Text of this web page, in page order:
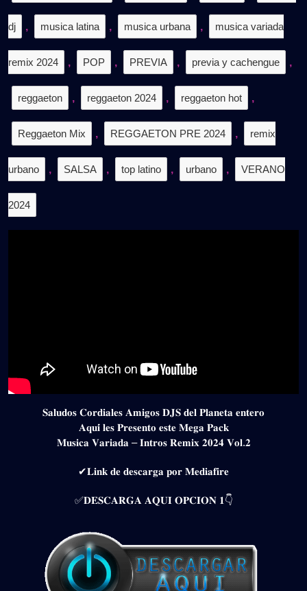
dj , musica latina , musica urbana , musica variada
remix 2024 , POP , PREVIA , previa y cachengue ,
reggaeton , reggaeton 2024 , reggaeton hot ,
Reggaeton Mix , REGGAETON PRE 2024 , remix
urbano , SALSA , top latino , urbano , VERANO
2024
𝐒𝐚𝐥𝐮𝐝𝐨𝐬 𝐂𝐨𝐫𝐝𝐢𝐚𝐥𝐞𝐬 𝐀𝐦𝐢𝐠𝐨𝐬 𝐃𝐉𝐒 𝐝𝐞𝐥 𝐏𝐥𝐚𝐧𝐞𝐭𝐚 𝐞𝐧𝐭𝐞𝐫𝐨
𝐀𝐪𝐮𝐢́ 𝐥𝐞𝐬 𝐏𝐫𝐞𝐬𝐞𝐧𝐭𝐨 𝐞𝐬𝐭𝐞 𝐌𝐞𝐠𝐚 𝐏𝐚𝐜𝐤
𝐌𝐮𝐬𝐢𝐜𝐚 𝐕𝐚𝐫𝐢𝐚𝐝𝐚 – 𝐈𝐧𝐭𝐫𝐨𝐬 𝐑𝐞𝐦𝐢𝐱 𝟐𝟎𝟐𝟒 𝐕𝐨𝐥.𝟐
✔𝐋𝐢𝐧𝐤 𝐝𝐞 𝐝𝐞𝐬𝐜𝐚𝐫𝐠𝐚 𝐩𝐨𝐫 𝐌𝐞𝐝𝐢𝐚𝐟𝐢𝐫𝐞
✅𝐃𝐄𝐒𝐂𝐀𝐑𝐆𝐀 𝐀𝐐𝐔𝐈 𝐎𝐏𝐂𝐈𝐎𝐍 𝟏👇